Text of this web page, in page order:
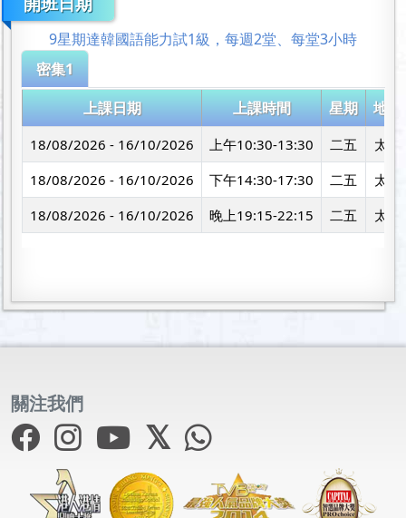
9星期達韓國語能力試1級，每週2堂、每堂3小時
密集1
上課日期
上課時間 星期 地點
18/08/2026 - 16/10/2026 上午10:30-13:30 二五
太子
18/08/2026 - 16/10/2026
下午14:30-17:30 二五
太子
18/08/2026 - 16/10/2026
晚上19:15-22:15 二五 太子
關注我們